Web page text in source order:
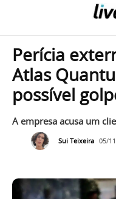
Perícia
Atlas
possível
A empresa acusa um
Sui Teixeira 05/